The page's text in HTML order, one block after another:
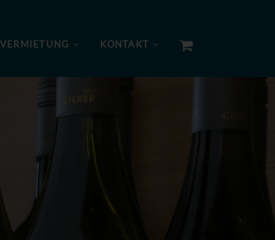
VERMIETUNG KONTAKT